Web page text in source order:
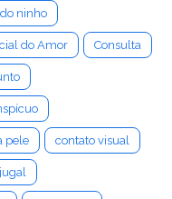
ninho
do Amor Consulta
pele contato visual